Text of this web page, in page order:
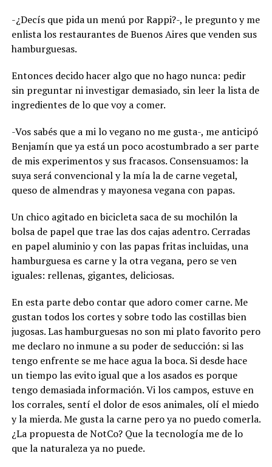
-¿Decís que pida un menú por Rappi?-, le pregunto y me
enlista los restaurantes de Buenos Aires que venden sus
hamburguesas.
Entonces decido hacer algo que no hago nunca: pedir
sin preguntar ni investigar demasiado, sin leer la lista de
ingredientes de lo que voy a comer.
-Vos sabés que a mi lo vegano no me gusta-, me anticipó
Benjamín que ya está un poco acostumbrado a ser parte
de mis experimentos y sus fracasos. Consensuamos: la
suya será convencional y la mía la de carne vegetal,
queso de almendras y mayonesa vegana con papas.
Un chico agitado en bicicleta saca de su mochilón la
bolsa de papel que trae las dos cajas adentro. Cerradas
en papel aluminio y con las papas fritas incluidas, una
hamburguesa es carne y la otra vegana, pero se ven
iguales: rellenas, gigantes, deliciosas.
En esta parte debo contar que adoro comer carne. Me
gustan todos los cortes y sobre todo las costillas bien
jugosas. Las hamburguesas no son mi plato favorito pero
me declaro no inmune a su poder de seducción: si las
tengo enfrente se me hace agua la boca. Si desde hace
un tiempo las evito igual que a los asados es porque
tengo demasiada información. Vi los campos, estuve en
los corrales, sentí el dolor de esos animales, olí el miedo
y la mierda. Me gusta la carne pero ya no puedo comerla.
¿La propuesta de NotCo? Que la tecnología me de lo
que la naturaleza ya no puede.